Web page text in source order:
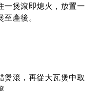
一煲滾即熄火，放置一
產後。
煲滾，再從大瓦煲中取